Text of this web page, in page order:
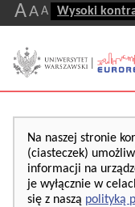
AA A Wysoki
Na naszej stronie
(ciasteczek)
informacji na
je wyłącznie w
się z naszą polityką